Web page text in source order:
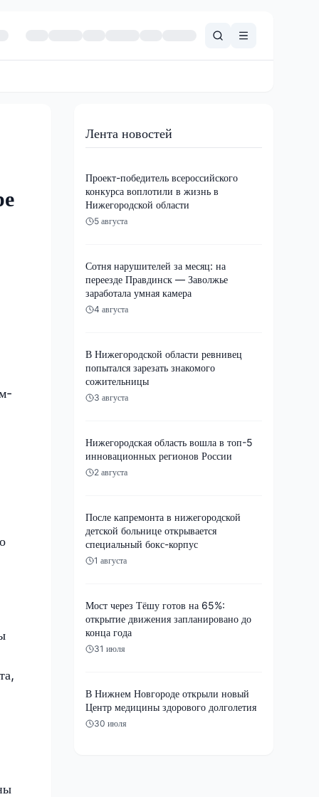
Лента новостей
Проект-победитель всероссийского
конкурса воплотили в жизнь в
Нижегородской области
5 августа
Сотня нарушителей за месяц: на
переезде Правдинск — Заволжье
заработала умная камера
4 августа
В Нижегородской области ревнивец
попытался зарезать знакомого
сожительницы
3 августа
Нижегородская область вошла в топ-5
инновационных регионов России
2 августа
После капремонта в нижегородской
детской больнице открывается
специальный бокс-корпус
1 августа
Мост через Тёшу готов на 65%:
открытие движения запланировано до
конца года
31 июля
В Нижнем Новгороде открыли новый
Центр медицины здорового долголетия
30 июля